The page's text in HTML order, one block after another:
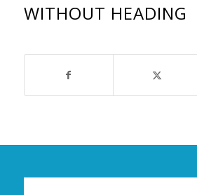
WITHOUT HEADING